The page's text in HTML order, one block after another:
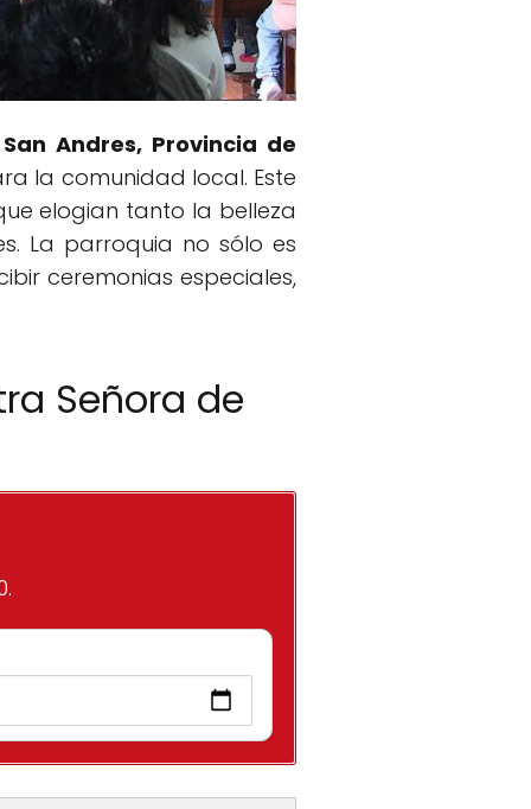
Andres, Provincia de
la comunidad local. Este
elogian tanto la belleza
La parroquia no sólo es
ceremonias especiales,
Señora de